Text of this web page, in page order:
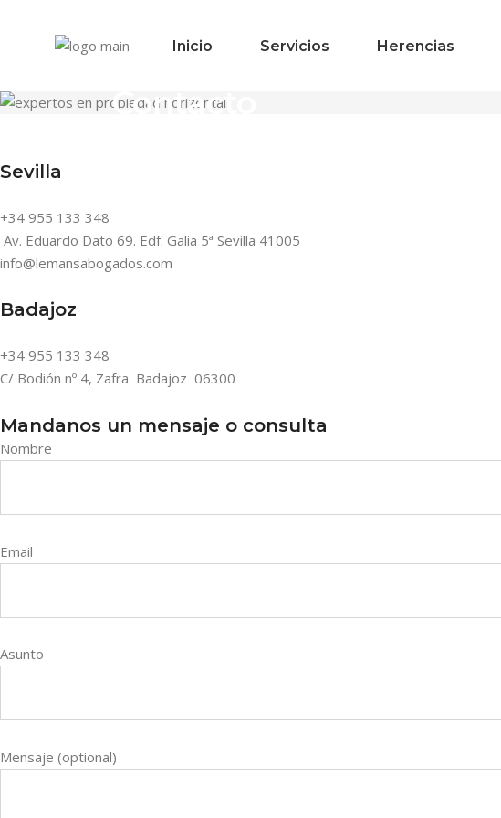
Inicio Servicios Herencias
Contacto
Sevilla
+34 955 133 348
Av. Eduardo Dato 69. Edf. Galia 5ª Sevilla 41005
info@lemansabogados.com
Badajoz
+34 955 133 348
C/ Bodión nº 4, Zafra Badajoz 06300
Mandanos un mensaje o consulta
Nombre
Email
Asunto
Mensaje (optional)